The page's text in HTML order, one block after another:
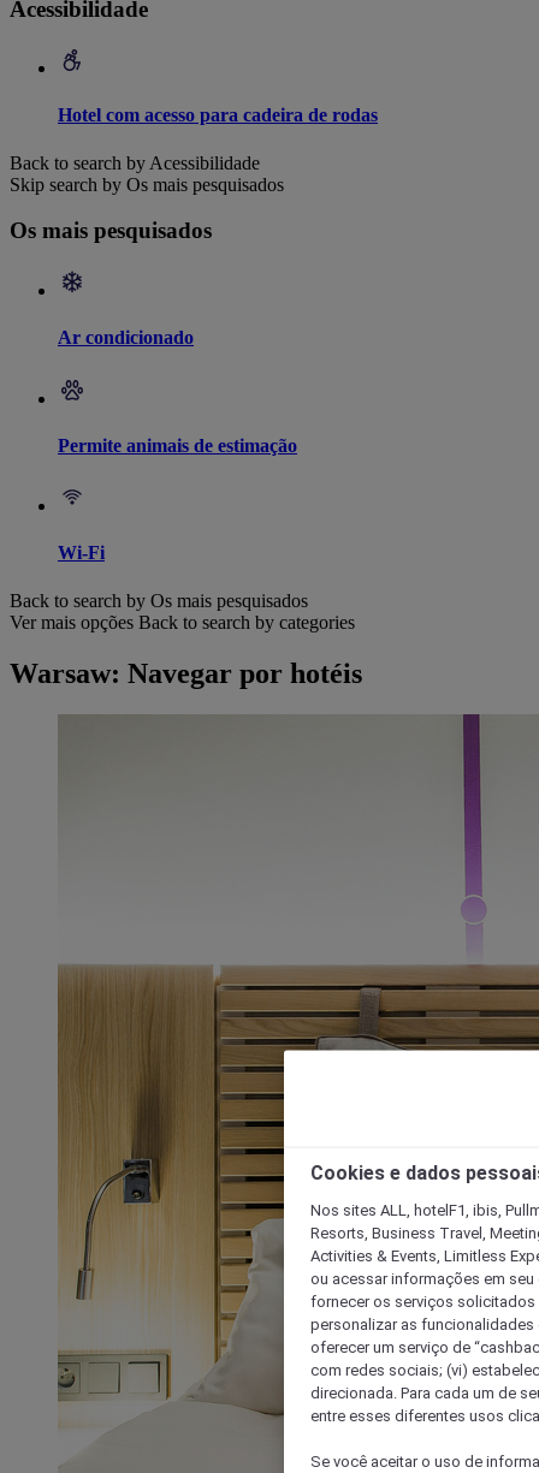
Acessibilidade
Hotel com acesso para cadeira de rodas
Back to search by Acessibilidade
Skip search by Os mais pesquisados
Os mais pesquisados
Ar condicionado
Permite animais de estimação
Wi-Fi
Back to search by Os mais pesquisados
Ver mais opções Back to search by categories
Warsaw: Navegar por hotéis
Cookies e dados
Nos sites ALL, hotelF1, ibis,
Resorts, Business Travel,
Activities & Events, Limitless
ou acessar informações em
fornecer os serviços solicitados
personalizar as
oferecer um serviço de
com redes sociais; (vi)
direcionada. Para cada um de
entre esses diferentes usos
Se você aceitar o uso de